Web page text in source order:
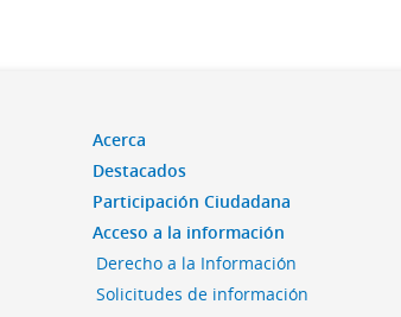
Acerca
Destacados
Participación Ciudadana
Acceso a la información
Derecho a la Información
Solicitudes de información